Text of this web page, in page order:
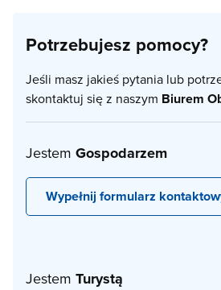
Potrzebujesz pomocy?
Jeśli masz jakieś pytania lub
skontaktuj się z naszym Biurem
Jestem Gospodarzem
Wypełnij formularz
Jestem Turystą